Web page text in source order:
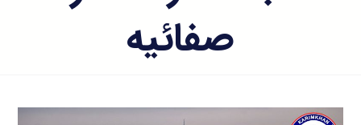
صفائیه